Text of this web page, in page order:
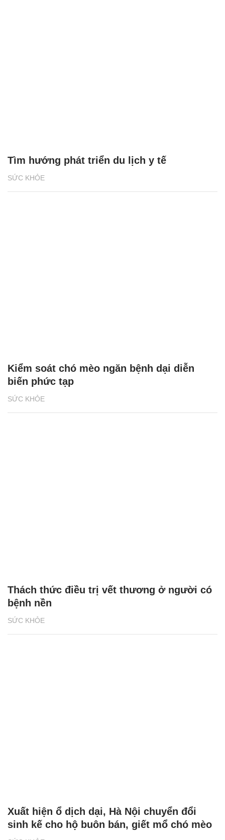
SỨC KHỎE
Tìm hướng phát triển du lịch y tế
SỨC KHỎE
Kiểm soát chó mèo ngăn bệnh dại diễn
biến phức tạp
SỨC KHỎE
Thách thức điều trị vết thương ở người có
bệnh nền
Xuất hiện ổ dịch dại, Hà Nội chuyển đổi
sinh kế cho hộ buôn bán, giết mổ chó mèo